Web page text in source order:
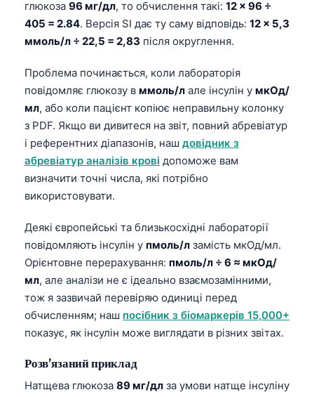
глюкоза 96 мг/дл, то обчислення такі: 12 × 96 ÷
405 = 2.84. Версія SI дає ту саму відповідь: 12 × 5,3
ммоль/л ÷ 22,5 = 2,83 після округлення.
Проблема починається, коли лабораторія
повідомляє глюкозу в ммоль/л але інсулін у мкОд/
мл, або коли пацієнт копіює неправильну колонку
з PDF. Якщо ви дивитеся на звіт, повний абревіатур
і референтних діапазонів, наш довідник з
абревіатур аналізів крові допоможе вам
визначити точні числа, які потрібно
використовувати.
Деякі європейські та близькосхідні лабораторії
повідомляють інсулін у пмоль/л замість мкОд/мл.
Орієнтовне перерахування: пмоль/л ÷ 6 ≈ мкОд/
мл, але аналізи не є ідеально взаємозамінними,
тож я зазвичай перевіряю одиниці перед
обчисленням; наш посібник з біомаркерів 15,000+
показує, як інсулін може виглядати в різних звітах.
Розв’язаний приклад
Натщева глюкоза 89 мг/дл за умови натще інсуліну